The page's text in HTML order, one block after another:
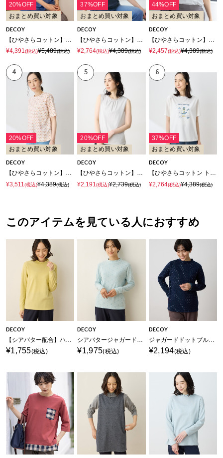
20%OFF
おまとめ買い対象
DECOY
¥4,391(税込)¥5,489(税込)
37%OFF
おまとめ買い対象
DECOY
¥2,764(税込)¥4,389(税込)
44%OFF
おまとめ買い対象
DECOY
¥2,457(税込)¥4,389(税込)
4
20%OFF
おまとめ買い対象
DECOY
【ひやさらコットン】総柄プリントTシャツ【綿100％・接触冷感・UVカット】
¥3,511 (税込)¥4,389(税込)
5
20%OFF
おまとめ買い対象
DECOY
【ひやさらコットン】ダブルピコタンクトップ【綿100％・接触冷感・UVカット】
¥2,191(税込)¥2,739(税込)
6
37%OFF
おまとめ買い対象
DECOY
【ひやさらコットン トムさんコラボ】コイくんプリントTシャツ【綿100％・接触冷感・UVカット】
¥2,764(税込)¥4,389(税込)
このアイテムを見ている人におすすめ
DECOY
【シアバター配合】ハイネックカットプルオーバー【吸湿発熱・日本製】
¥1,755(税込)
DECOY
¥1,975(税込)
DECOY
ジャガードドットプルオーバー
¥2,194(税込)